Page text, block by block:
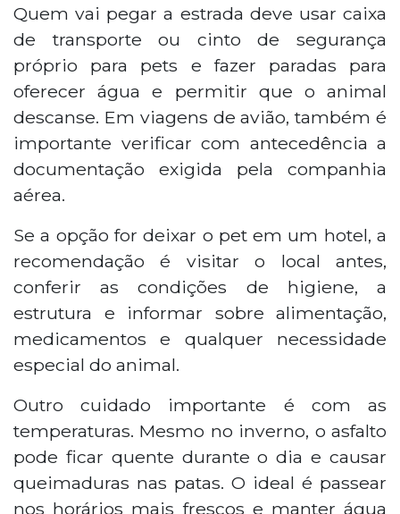
Quem vai pegar a estrada deve usar caixa
de transporte ou cinto de segurança
próprio para pets e fazer paradas para
oferecer água e permitir que o animal
descanse. Em viagens de avião, também é
importante verificar com antecedência a
documentação exigida pela companhia
aérea.
Se a opção for deixar o pet em um hotel, a
recomendação é visitar o local antes,
conferir as condições de higiene, a
estrutura e informar sobre alimentação,
medicamentos e qualquer necessidade
especial do animal.
Outro cuidado importante é com as
temperaturas. Mesmo no inverno, o asfalto
pode ficar quente durante o dia e causar
queimaduras nas patas. O ideal é passear
nos horários mais frescos e manter água